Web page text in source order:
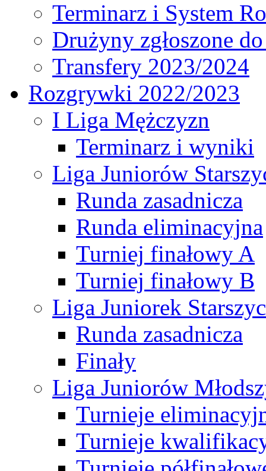
Terminarz i System
Drużyny zgłoszone
Transfery 2023/2024
Rozgrywki 2022/2023
I Liga Mężczyzn
Terminarz i wyniki
Liga Juniorów
Runda zasadnicza
Runda eliminacyjna
Turniej finałowy A
Turniej finałowy B
Liga Juniorek
Runda zasadnicza
Finały
Liga Juniorów
Turnieje
Turnieje